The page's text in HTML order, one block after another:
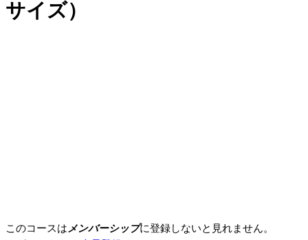
サイズ）
このコースはメンバーシップに登録しないと見れません。